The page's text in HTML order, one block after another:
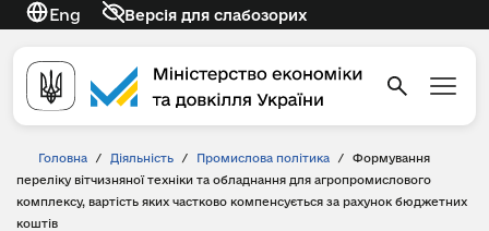
Eng Версія для слабозорих
Головна / Діяльність / Промислова політика /
Формування
переліку вітчизняної техніки та обладнання для агропромислового
комплексу, вартість яких частково компенсується за рахунок бюджетних
коштів